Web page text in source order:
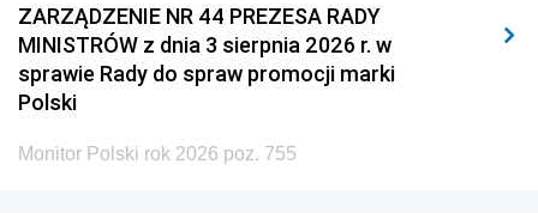
2011 2010 2009
2008 2007 2006
2005
ZARZĄDZENIE NR 44 PREZESA RADY
MINISTRÓW z dnia 3 sierpnia 2026 r. w
sprawie Rady do spraw promocji marki
Polski
Monitor Polski rok 2026 poz. 755